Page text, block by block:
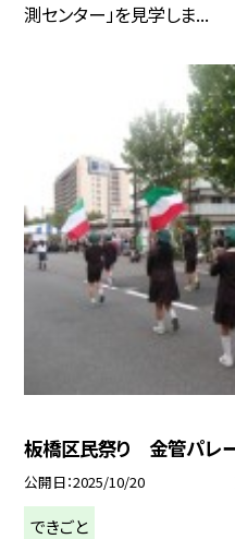
測センター」を見学しま...
板橋区民祭り 金管パレ
公開日 2025/10/20
できごと